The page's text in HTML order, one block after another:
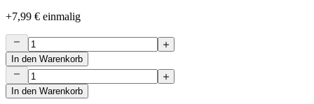
+7,99 € einmalig
In den Warenkorb
In den Warenkorb